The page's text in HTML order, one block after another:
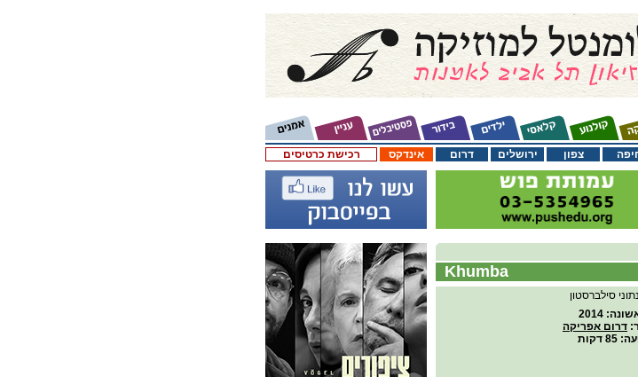
רכישת כרטיסים אינדקס דרום ירושלים צפון
Khumba
סילברסטון
: 2014
: דרום אפריקה
: 85 דקות